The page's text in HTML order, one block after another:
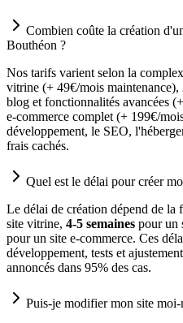
Combien coûte la création
Bouthéon ?
Nos tarifs varient selon la
vitrine (+ 49€/mois maintenance),
blog et fonctionnalités avancées
e-commerce complet (+ 199€/
développement, le SEO,
frais cachés.
Quel est le délai pour créer
Le délai de création dépend de la
site vitrine, 4-5 semaines pour un
pour un site e-commerce. Ces
développement, tests et
annoncés dans 95% des cas.
Puis-je modifier mon site